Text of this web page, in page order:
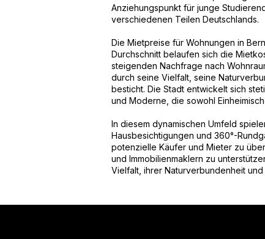
Anziehungspunkt für junge
verschiedenen Teilen Deutschlands.
Die Mietpreise für Wohnungen in
Durchschnitt belaufen sich die
steigenden Nachfrage nach
durch seine Vielfalt, seine
besticht. Die Stadt entwickelt sich
und Moderne, die sowohl
In diesem dynamischen Umfeld
Hausbesichtigungen und 360°-
potenzielle Käufer und Mieter zu
und Immobilienmaklern zu
Vielfalt, ihrer Naturverbundenheit